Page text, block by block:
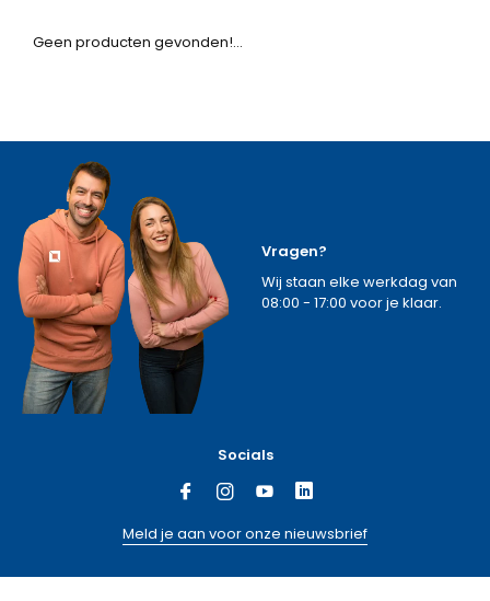
Geen producten gevonden!...
Vragen?
Wij staan elke werkdag van
08:00 - 17:00 voor je klaar.
Socials
Meld je aan voor onze nieuwsbrief